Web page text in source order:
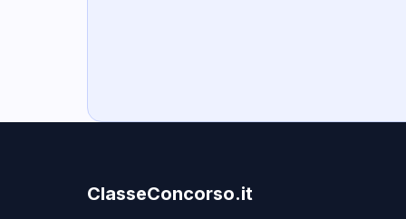
ClasseConcorso.it